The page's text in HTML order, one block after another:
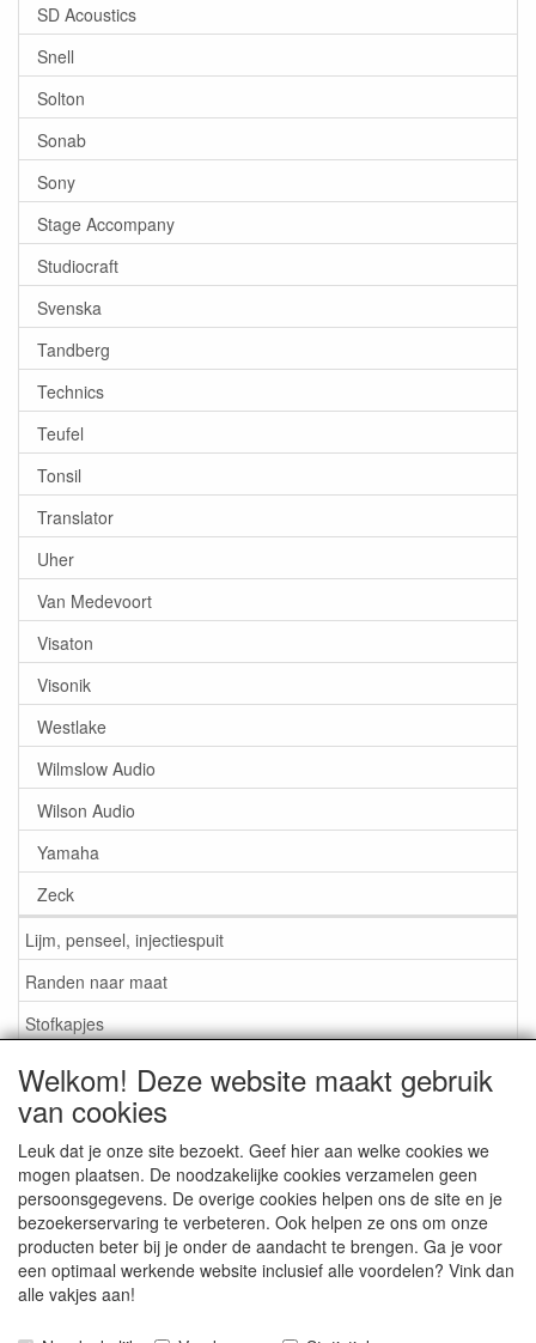
SD Acoustics
Snell
Solton
Sonab
Sony
Stage Accompany
Studiocraft
Svenska
Tandberg
Technics
Teufel
Tonsil
Translator
Uher
Van Medevoort
Visaton
Visonik
Westlake
Wilmslow Audio
Wilson Audio
Yamaha
Zeck
Lijm, penseel, injectiespuit
Randen naar maat
Stofkapjes
Informatie
Foam of rubber randen?
Belangrijk bij bestellen
Nieuws
Contact / Gegevens
Welkom! Deze website maakt gebruik
van cookies
Leuk dat je onze site bezoekt. Geef hier aan welke cookies we
mogen plaatsen. De noodzakelijke cookies verzamelen geen
persoonsgegevens. De overige cookies helpen ons de site en je
bezoekerservaring te verbeteren. Ook helpen ze ons om onze
producten beter bij je onder de aandacht te brengen. Ga je voor
een optimaal werkende website inclusief alle voordelen? Vink dan
alle vakjes aan!